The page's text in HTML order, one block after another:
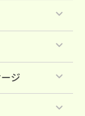
ジ